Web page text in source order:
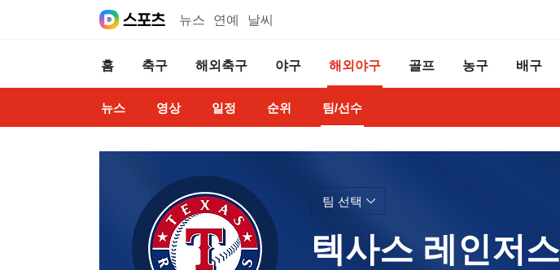
뉴스 연예 날씨
홈 축구 해외축구 야구 해외야구 골프 농구 배구
뉴스 영상 일정 순위 팀/선수
텍사스 레인저스
팀 선택